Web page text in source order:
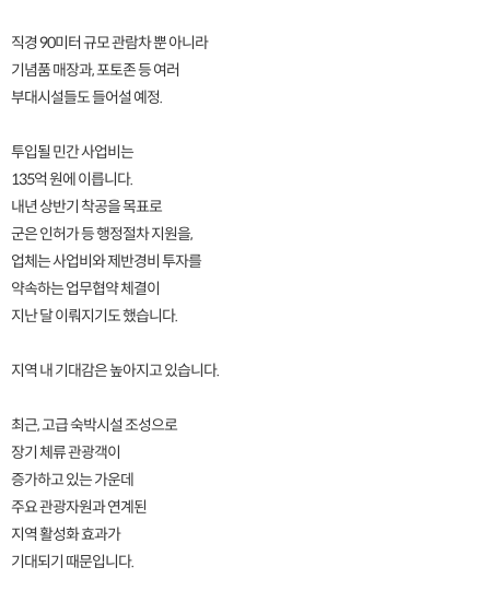
직경 90미터 규모 관람차 뿐 아니라
기념품 매장과, 포토존 등 여러
부대시설들도 들어설 예정.
투입될 민간 사업비는
135억 원에 이릅니다.
내년 상반기 착공을 목표로
군은 인허가 등 행정절차 지원을,
업체는 사업비와 제반경비 투자를
약속하는 업무협약 체결이
지난 달 이뤄지기도 했습니다.
지역 내 기대감은 높아지고 있습니다.
최근, 고급 숙박시설 조성으로
장기 체류 관광객이
증가하고 있는 가운데
주요 관광자원과 연계된
지역 활성화 효과가
기대되기 때문입니다.